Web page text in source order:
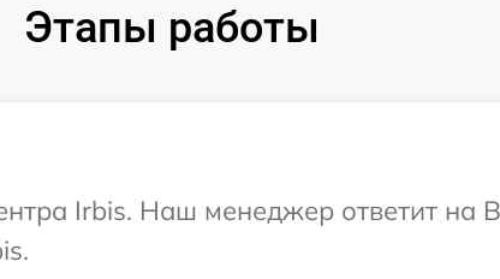
Этапы работы
Irbis. Наш менеджер ответит на